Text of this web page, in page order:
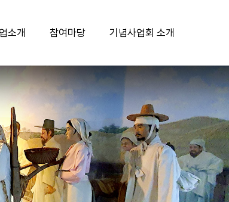
기념관
전시관
소개
기념사업
교육연대사업
교육문화사업
서상돈상
연례행사
참여마당
공지사항
보도자료
문의하기
청소년자원봉사 활동안내
자유게시판
기념사업회 소개
인사말
설립 목적 및 비전
연혁
사단법인 안내
조직현황